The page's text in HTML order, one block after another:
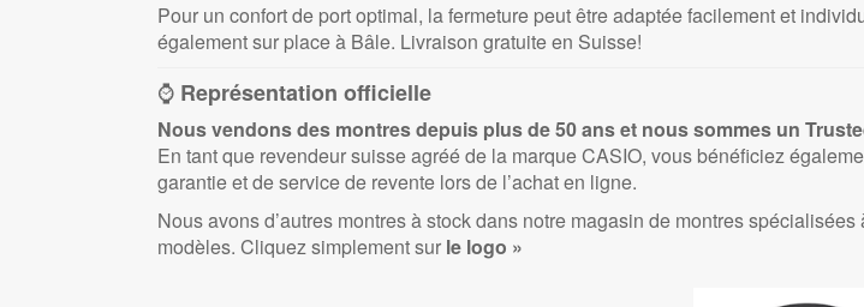
Pour un confort de port optimal, la fermeture peut être adaptée facilement et
également sur place à Bâle. Livraison gratuite en Suisse!
⌚ Représentation officielle
Nous vendons des montres depuis plus de 50 ans et nous sommes un
En tant que revendeur suisse agréé de la marque CASIO, vous bénéficiez
garantie et de service de revente lors de l’achat en ligne.
Nous avons d’autres montres à stock dans notre magasin de montres
modèles. Cliquez simplement sur le logo »